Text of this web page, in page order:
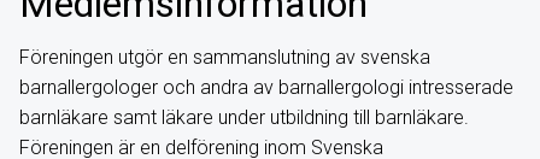
Föreningen utgör en sammanslutning av svenska
barnallergologer och andra av barnallergologi intresserade
barnläkare samt läkare under utbildning till barnläkare.
Föreningen är en delförening inom Svenska